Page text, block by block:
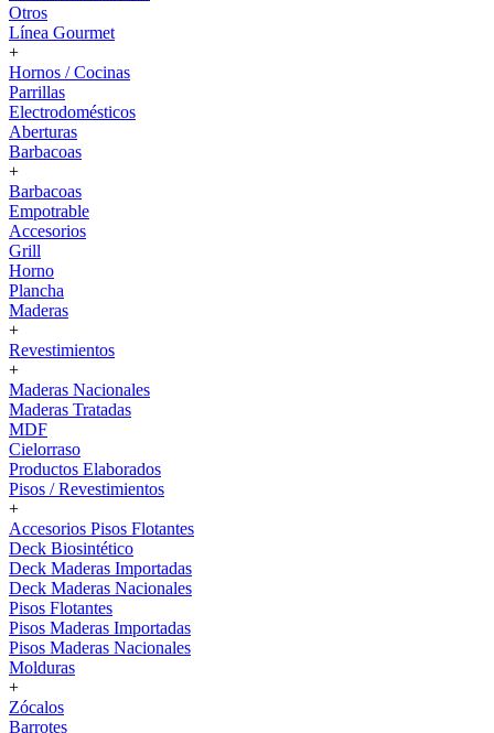
Otros
Línea Gourmet
+
Hornos / Cocinas
Parrillas
Electrodomésticos
Aberturas
Barbacoas
+
Barbacoas
Empotrable
Accesorios
Grill
Horno
Plancha
Maderas
+
Revestimientos
+
Maderas Nacionales
Maderas Tratadas
MDF
Cielorraso
Productos Elaborados
Pisos / Revestimientos
+
Accesorios Pisos Flotantes
Deck Biosintético
Deck Maderas Importadas
Deck Maderas Nacionales
Pisos Flotantes
Pisos Maderas Importadas
Pisos Maderas Nacionales
Molduras
+
Zócalos
Barrotes